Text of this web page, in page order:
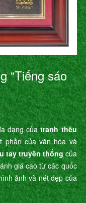
“Tiếng sáo
dạng củatranh thêu
phần của văn hóa và
tay truyền thốngcủa
giá cao từ các quốc
ảnh và nét đẹp của